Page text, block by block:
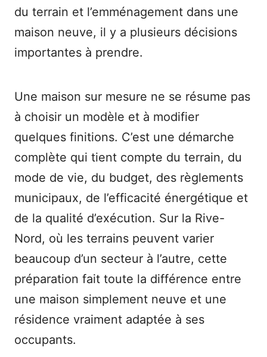
du terrain et l’emménagement dans une
maison neuve, il y a plusieurs décisions
importantes à prendre.
Une maison sur mesure ne se résume pas
à choisir un modèle et à modifier
quelques finitions. C’est une démarche
complète qui tient compte du terrain, du
mode de vie, du budget, des règlements
municipaux, de l’efficacité énergétique et
de la qualité d’exécution. Sur la Rive-
Nord, où les terrains peuvent varier
beaucoup d’un secteur à l’autre, cette
préparation fait toute la différence entre
une maison simplement neuve et une
résidence vraiment adaptée à ses
occupants.